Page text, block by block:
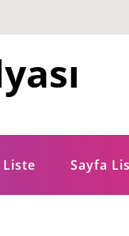
Liste Sayfa